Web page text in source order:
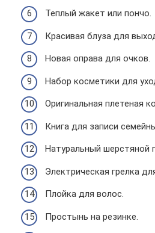
Теплый жакет или пончо.
Красивая блуза для
Новая оправа для очков.
Набор косметики для
Оригинальная плетеная
Книга для записи
Натуральный шерстяной
Электрическая грелка
Плойка для волос.
Простынь на резинке.